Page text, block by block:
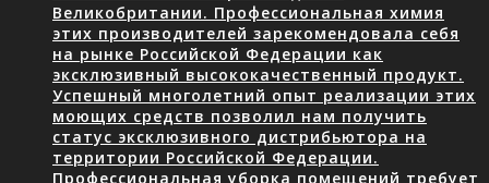
Великобритании. Профессиональная химия
этих производителей зарекомендовала себя
на рынке Российской Федерации как
эксклюзивный высококачественный продукт.
Успешный многолетний опыт реализации этих
моющих средств позволил нам получить
статус эксклюзивного дистрибьютора на
территории Российской Федерации.
Профессиональная уборка помещений требует